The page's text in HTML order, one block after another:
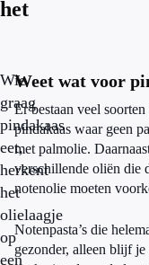
het
Wie
graag
pindakaas
eet,
herkent
het
olielaagje
op
een
Weet wat voor
Er bestaan veel
pindakaas waar geen
met palmolie.
verschillende oliën die
notenolie moeten
Notenpasta’s die
gezonder, alleen blijf